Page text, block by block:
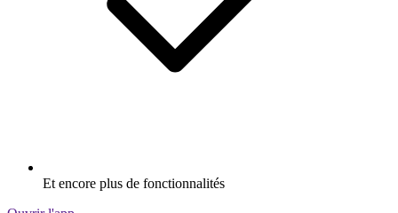
Et encore plus de fonctionnalités